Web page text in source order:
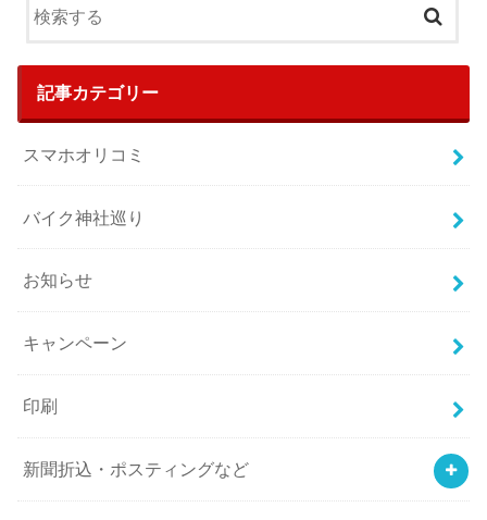
記事カテゴリー
スマホオリコミ
バイク神社巡り
お知らせ
キャンペーン
印刷
新聞折込・ポスティングなど